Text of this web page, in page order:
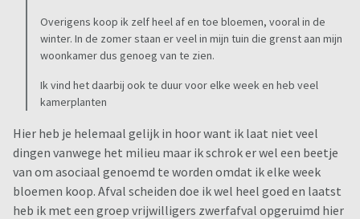
Overigens koop ik zelf heel af en toe bloemen, vooral in de
winter. In de zomer staan er veel in mijn tuin die grenst aan mijn
woonkamer dus genoeg van te zien.
Ik vind het daarbij ook te duur voor elke week en heb veel
kamerplanten
Hier heb je helemaal gelijk in hoor want ik laat niet veel
dingen vanwege het milieu maar ik schrok er wel een beetje
van om asociaal genoemd te worden omdat ik elke week
bloemen koop. Afval scheiden doe ik wel heel goed en laatst
heb ik met een groep vrijwilligers zwerfafval opgeruimd hier